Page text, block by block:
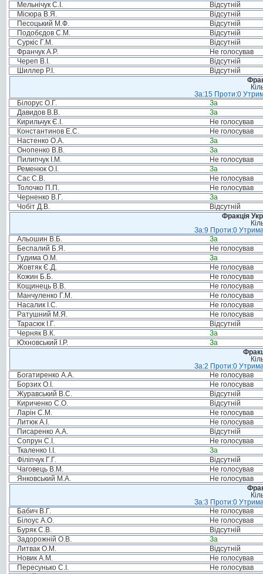
Мельнічук С.І.
Відсутній
Місюра В.Я.
Відсутній
Песоцький М.Ф.
Відсутній
Подобєдов С.М.
Відсутній
Суркіс Г.М.
Відсутній
Франчук А.Р.
Не голосував
Череп В.І.
Відсутній
Шиллер Р.І.
Відсутній
За:15 Проти:0
Білорус О.Г.
За
Давидов В.В.
За
Кирильчук Є.І.
Не голосував
Константинов Е.С.
Не голосував
Настенко О.А.
За
Онопенко В.В.
За
Пилипчук І.М.
Не голосував
Ременюк О.І.
За
Сас С.В.
Не голосував
Толочко П.П.
Не голосував
Черненко В.Г.
За
Чобіт Д.В.
Відсутній
Фракція
За:9 Проти:0
Альошин В.Б.
За
Беспалий Б.Я.
Не голосував
Гудима О.М.
За
Жовтяк Є.Д.
Не голосував
Кожин Б.Б.
Не голосував
Кощинець В.В.
Не голосував
Манчуленко Г.М.
Не голосував
Насалик І.С.
Не голосував
Ратушний М.Я.
Не голосував
Тарасюк І.Г.
Відсутній
Черняк В.К.
За
Юхновський І.Р.
За
За:2 Проти:0
Богатиренко А.А.
Не голосував
Борзих О.І.
Не голосував
Журавський В.С.
Відсутній
Кириченко С.О.
Відсутній
Ларін С.М.
Не голосував
Литюк А.І.
Не голосував
Писаренко А.А.
Відсутній
Сопрун С.І.
Не голосував
Ткаленко І.І.
За
Філіпчук Г.Г.
Відсутній
Чаговець В.М.
Не голосував
Янковський М.А.
Не голосував
За:3 Проти:0
Бабич В.Г.
Не голосував
Білоус А.О.
Не голосував
Буряк С.В.
Відсутній
Задорожній О.В.
За
Литвак О.М.
Відсутній
Новик А.М.
Не голосував
Пересунько С.І.
Не голосував